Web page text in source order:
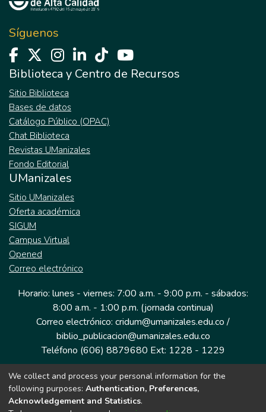
Síguenos
Biblioteca y Centro de Recursos
Sitio Biblioteca
Bases de datos
Catálogo Público (OPAC)
Chat Biblioteca
Revistas UManizales
Fondo Editorial
UManizales
Sitio UManizales
Oferta académica
SIGUM
Campus Virtual
Opened
Correo electrónico
Horario: lunes - viernes: 7:00 a.m. - 9:00 p.m. - sábados:
8:00 a.m. - 1:00 p.m. (jornada continua)
Correo electrónico: cridum@umanizales.edu.co /
biblio_publicacion@umanizales.edu.co
Teléfono (606) 8879680 Ext: 1228 - 1229
Dirección: Cra 9 a # 19-03 Edificio histórico, piso 1
Manizales, Caldas
Colombia.
We collect and process your personal information for the
following purposes: Authentication, Preferences,
Acknowledgement and Statistics.